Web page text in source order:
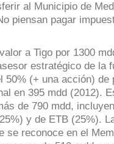
al Municipio de
piensan pagar
a Tigo por 1300
estratégico de la
50% (+ una acción) de
en 395 mdd (2012).
de 790 mdd,
y de ETB (25%).
se reconoce en el